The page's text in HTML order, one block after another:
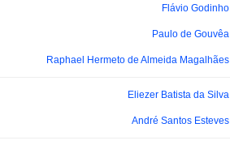
Flávio Godinho
Paulo de Gouvêa
Raphael Hermeto de Almeida Magalhães
Eliezer Batista da Silva
André Santos Esteves